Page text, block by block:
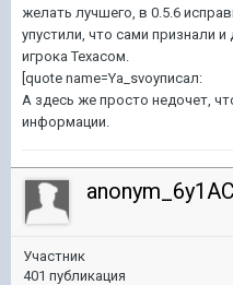
желать лучшего, в 0.5.6
упустили, что сами признали
игрока Техасом.
[quote name=Ya_svoyписал:
А здесь же просто недочет,
информации.
Участник
401 публикация